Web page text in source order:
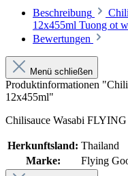
Beschreibung
12x455ml Tuong ot
Bewertungen
Menü schließen
Produktinformationen
12x455ml"
Chilisauce Wasabi
Herkunftsland: Thailand
Marke:
Flying